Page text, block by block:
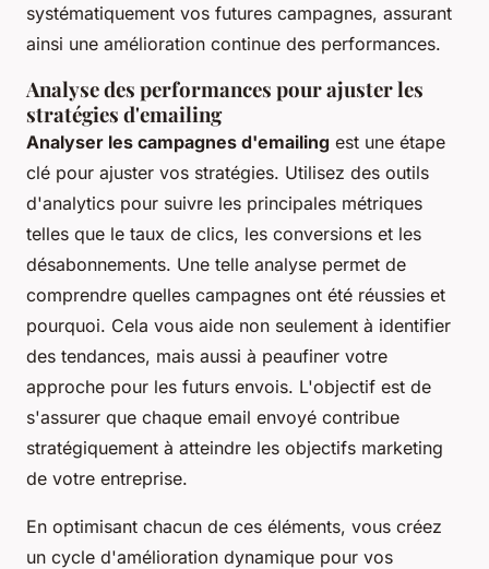
systématiquement vos futures campagnes, assurant
ainsi une amélioration continue des performances.
Analyse des performances pour ajuster les
stratégies d'emailing
Analyser les campagnes d'emailing est une étape
clé pour ajuster vos stratégies. Utilisez des outils
d'analytics pour suivre les principales métriques
telles que le taux de clics, les conversions et les
désabonnements. Une telle analyse permet de
comprendre quelles campagnes ont été réussies et
pourquoi. Cela vous aide non seulement à identifier
des tendances, mais aussi à peaufiner votre
approche pour les futurs envois. L'objectif est de
s'assurer que chaque email envoyé contribue
stratégiquement à atteindre les objectifs marketing
de votre entreprise.
En optimisant chacun de ces éléments, vous créez
un cycle d'amélioration dynamique pour vos